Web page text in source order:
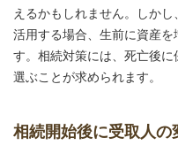
えるかもしれません。しか
活用する場合、生前に資産
す。相続対策には、死亡後
選ぶことが求められます。
相続開始後に受取人の